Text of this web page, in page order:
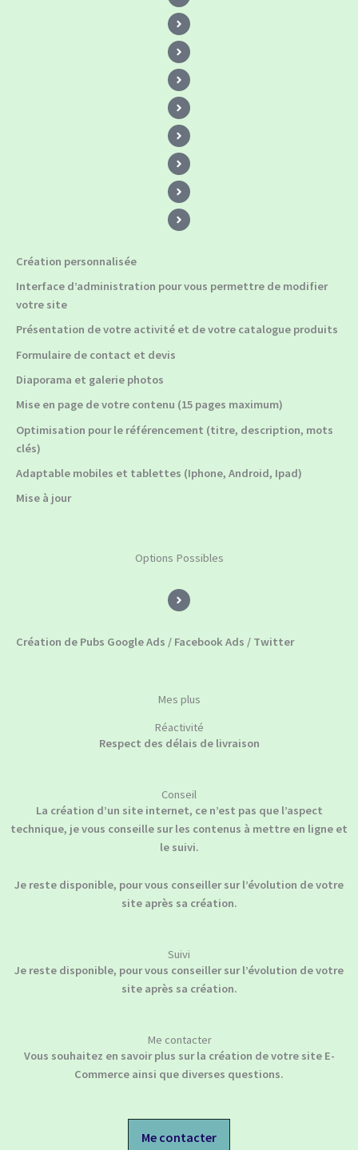
Création personnalisée
Interface d’administration pour vous permettre de modifier
votre site
Présentation de votre activité et de votre catalogue produits
Formulaire de contact et devis
Diaporama et galerie photos
Mise en page de votre contenu (15 pages maximum)
Optimisation pour le référencement (titre, description, mots
clés)
Adaptable mobiles et tablettes (Iphone, Android, Ipad)
Mise à jour
Options Possibles
Création de Pubs Google Ads / Facebook Ads / Twitter
Mes plus
Réactivité
Respect des délais de livraison
Conseil
La création d’un site internet, ce n’est pas que l’aspect
technique, je vous conseille sur les contenus à mettre en ligne et
le suivi.
Je reste disponible, pour vous conseiller sur l’évolution de votre
site après sa création.
Suivi
Je reste disponible, pour vous conseiller sur l’évolution de votre
site après sa création.
Me contacter
Vous souhaitez en savoir plus sur la création de votre site E-
Commerce ainsi que diverses questions.
Me contacter